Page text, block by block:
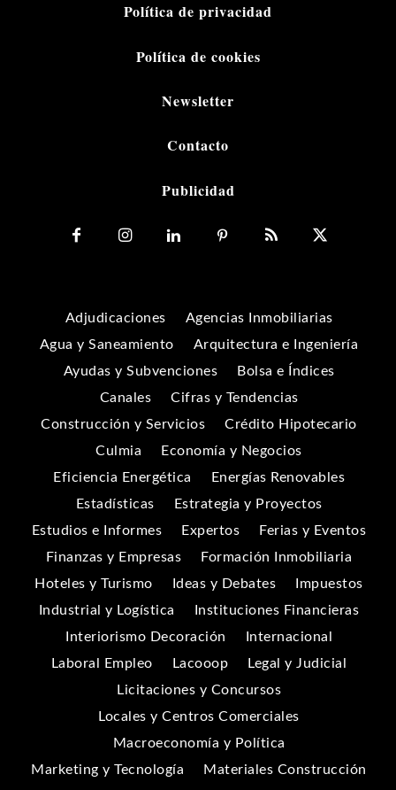
Política de privacidad
Política de cookies
Newsletter
Contacto
Publicidad
Adjudicaciones
Agencias Inmobiliarias
Agua y Saneamiento
Arquitectura e Ingeniería
Ayudas y Subvenciones
Bolsa e Índices
Canales
Cifras y Tendencias
Construcción y Servicios
Crédito Hipotecario
Culmia
Economía y Negocios
Eficiencia Energética
Energías Renovables
Estadísticas
Estrategia y Proyectos
Estudios e Informes
Expertos
Ferias y Eventos
Finanzas y Empresas
Formación Inmobiliaria
Hoteles y Turismo
Ideas y Debates
Impuestos
Industrial y Logística
Instituciones Financieras
Interiorismo Decoración
Internacional
Laboral Empleo
Lacooop
Legal y Judicial
Licitaciones y Concursos
Locales y Centros Comerciales
Macroeconomía y Política
Marketing y Tecnología
Materiales Construcción